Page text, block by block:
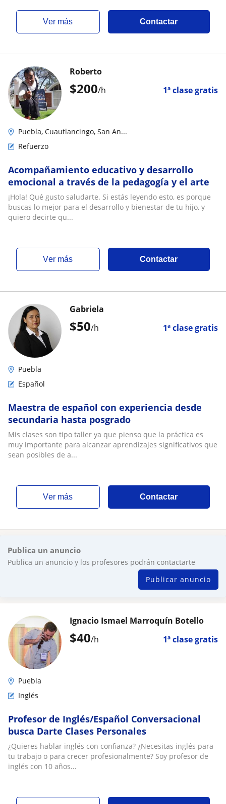
ver más Contactar
$200/h 1ª clase gratis
Roberto
Puebla, Cuautlancingo, San An...
Refuerzo
Acompañamiento educativo y desarrollo
emocional a través de la pedagogía y el arte
¡Hola! Qué gusto saludarte. Si estás leyendo esto, es porque
buscas lo mejor para el desarrollo y bienestar de tu hijo, y
quiero decirte qu...
ver más Contactar
$50/h 1ª clase gratis
Gabriela
Puebla
Español
Maestra de español con experiencia desde
secundaria hasta posgrado
Mis clases son tipo taller ya que pienso que la práctica es
muy importante para alcanzar aprendizajes significativos que
sean posibles de a...
ver más Contactar
Publica un anuncio
Publica un anuncio y los profesores podrán contactarte
Publicar anuncio
$40/h 1ª clase gratis
Ignacio Ismael Marroquín Botello
Puebla
Inglés
Profesor de Inglés/Español Conversacional
busca Darte Clases Personales
¿Quieres hablar inglés con confianza? ¿Necesitas inglés para
tu trabajo o para crecer profesionalmente? Soy profesor de
inglés con 10 años...